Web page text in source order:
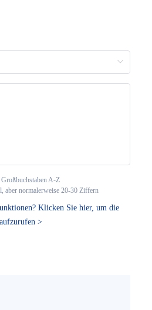
KIX
Code
A-Z
aber normalerweise 20-30 Ziffern
Klicken Sie hier, um die
>